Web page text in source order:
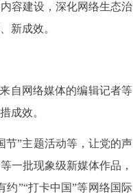
容建设，深化网络生态治
新成效。
自网络媒体的编辑记者等
成效。
节”主题活动等，让党的声
一批现象级新媒体作品，
约”“打卡中国”等网络国际